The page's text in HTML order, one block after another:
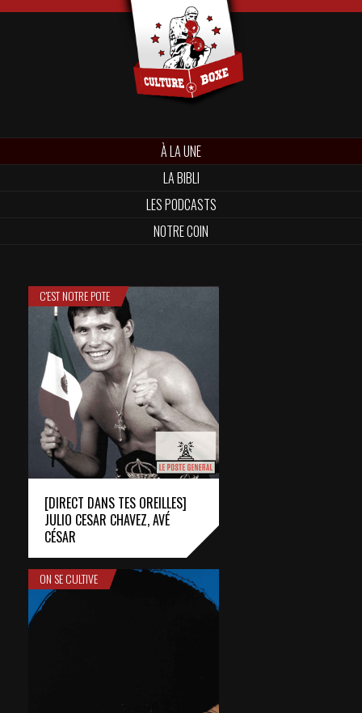
À LA UNE
LA BIBLI
LES PODCASTS
NOTRE COIN
C'EST NOTRE POTE
[DIRECT DANS TES OREILLES]
JULIO CESAR CHAVEZ, AVÉ
CÉSAR
ON SE CULTIVE